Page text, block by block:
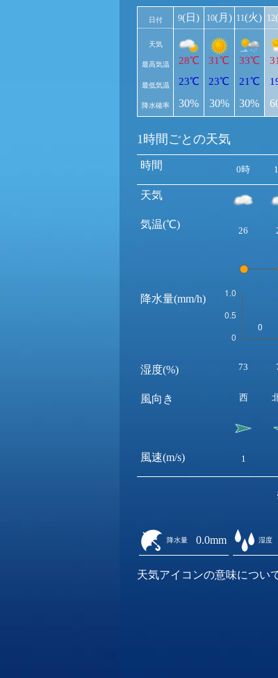
日付
天気
最高気温
最低気温
降水確率
9(日)
28℃
23℃
30%
10(月)
31℃
23℃
30%
11(火)
33℃
21℃
30%
12
1時間ごとの天気
時間
天気
気温(℃)
降水量(mm/h)
湿度(%)
風向き
風速(m/s)
0時
26
73
西
1
降水量 0.0mm 湿度
天気アイコンの意味につい